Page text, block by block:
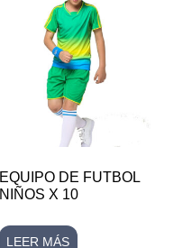
EQUIPO DE FUTBOL
NIÑOS X 10
LEER MÁS